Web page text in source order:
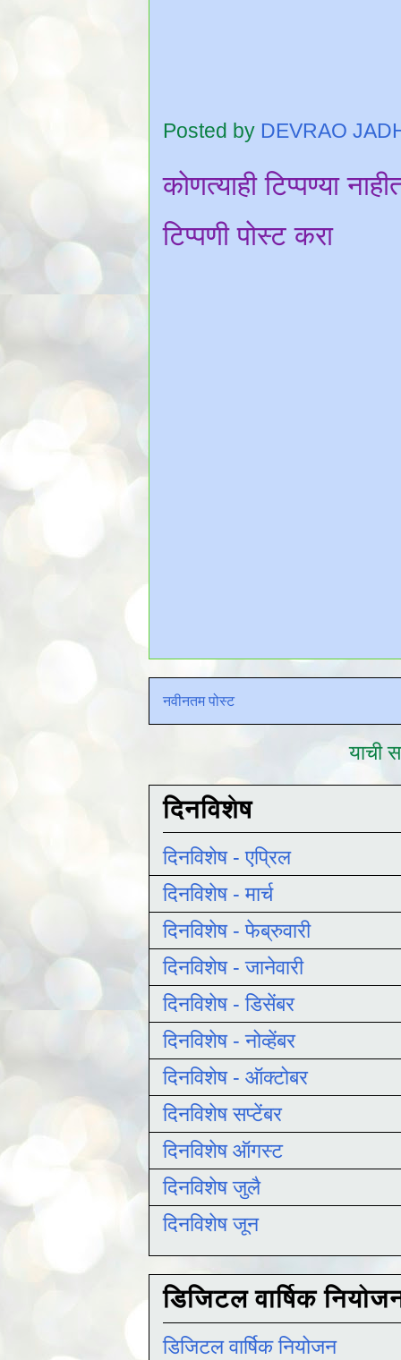
Posted by DEVRAO
कोणत्याही टिप्पण्‍या
टिप्पणी पोस्ट करा
नवीनतम पोस्ट
याची
दिनविशेष
दिनविशेष - एप्रिल
दिनविशेष - मार्च
दिनविशेष - फेब्रुवारी
दिनविशेष - जानेवारी
दिनविशेष - डिसेंबर
दिनविशेष - नोव्हेंबर
दिनविशेष - ऑक्टोबर
दिनविशेष सप्टेंबर
दिनविशेष ऑगस्ट
दिनविशेष जुलै
दिनविशेष जून
डिजिटल वार्षिक
डिजिटल वार्षिक नियोजन